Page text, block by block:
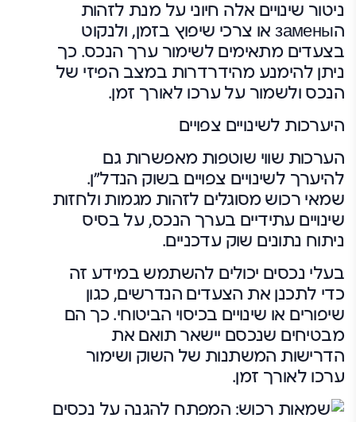
ניטור שינויים אלה חיוני על מנת לזהות
הзамены או צרכי שיפוץ בזמן, ולנקוט
בצעדים מתאימים לשימור ערך הנכס. כך
ניתן להימנע מהידרדרות במצב הפיזי של
הנכס ולשמור על ערכו לאורך זמן.
היערכות לשינויים צפויים
הערכות שווי שוטפות מאפשרות גם
להיערך לשינויים צפויים בשוק הנדל"ן.
שמאי רכוש מסוגלים לזהות מגמות ולחזות
שינויים עתידיים בערך הנכס, על בסיס
ניתוח נתונים שוק עדכניים.
בעלי נכסים יכולים להשתמש במידע זה
כדי לתכנן את הצעדים הנדרשים, כגון
שיפורים או שינויים בכיסוי הביטוחי. כך הם
מבטיחים שנכסם יישאר תואם את
הדרישות המשתנות של השוק ושימור
ערכו לאורך זמן.